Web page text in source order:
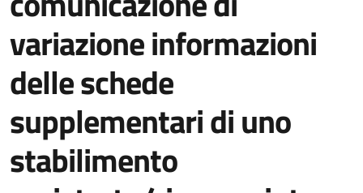
variazione informazioni
delle schede
supplementari di uno
stabilimento